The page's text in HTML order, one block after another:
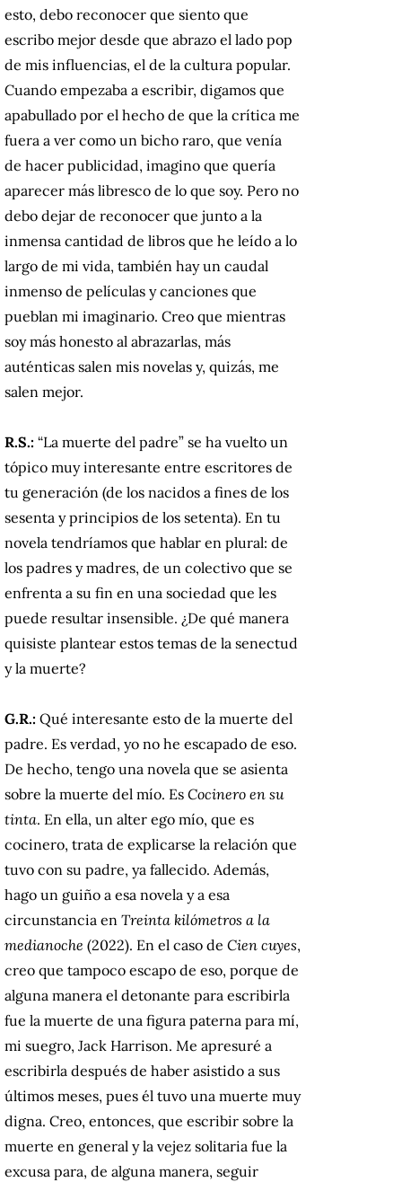
esto, debo reconocer que siento que
escribo mejor desde que abrazo el lado pop
de mis influencias, el de la cultura popular.
Cuando empezaba a escribir, digamos que
apabullado por el hecho de que la crítica me
fuera a ver como un bicho raro, que venía
de hacer publicidad, imagino que quería
aparecer más libresco de lo que soy. Pero no
debo dejar de reconocer que junto a la
inmensa cantidad de libros que he leído a lo
largo de mi vida, también hay un caudal
inmenso de películas y canciones que
pueblan mi imaginario. Creo que mientras
soy más honesto al abrazarlas, más
auténticas salen mis novelas y, quizás, me
salen mejor.
R.S.: “La muerte del padre” se ha vuelto un
tópico muy interesante entre escritores de
tu generación (de los nacidos a fines de los
sesenta y principios de los setenta). En tu
novela tendríamos que hablar en plural: de
los padres y madres, de un colectivo que se
enfrenta a su fin en una sociedad que les
puede resultar insensible. ¿De qué manera
quisiste plantear estos temas de la senectud
y la muerte?
G.R.: Qué interesante esto de la muerte del
padre. Es verdad, yo no he escapado de eso.
De hecho, tengo una novela que se asienta
sobre la muerte del mío. Es Cocinero en su
tinta. En ella, un alter ego mío, que es
cocinero, trata de explicarse la relación que
tuvo con su padre, ya fallecido. Además,
hago un guiño a esa novela y a esa
circunstancia en Treinta kilómetros a la
medianoche (2022). En el caso de Cien cuyes,
creo que tampoco escapo de eso, porque de
alguna manera el detonante para escribirla
fue la muerte de una figura paterna para mí,
mi suegro, Jack Harrison. Me apresuré a
escribirla después de haber asistido a sus
últimos meses, pues él tuvo una muerte muy
digna. Creo, entonces, que escribir sobre la
muerte en general y la vejez solitaria fue la
excusa para, de alguna manera, seguir